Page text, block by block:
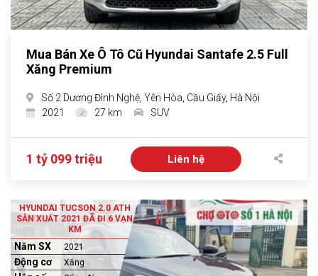
Mua Bán Xe Ô Tô Cũ Hyundai Santafe 2.5 Full
Xăng Premium
Số 2 Dương Đình Nghệ, Yên Hòa, Cầu Giấy, Hà Nội
2021
27 km SUV
1 tỷ 099 triệu Liên hệ
HYUNDAI TUCSON 2.0 ATH
SẢN XUẤT 2021 ĐÃ ĐI 6 VẠN
KM
Năm SX 2021
Động cơ Xăng